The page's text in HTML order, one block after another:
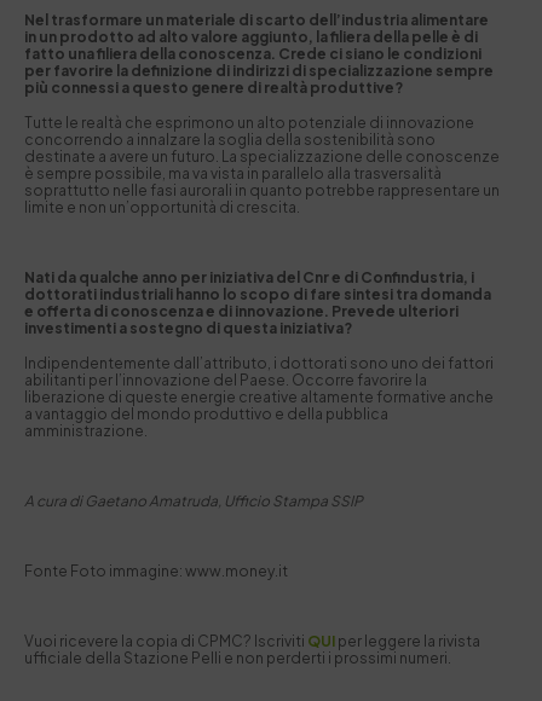
Nel trasformare un materiale di scarto dell’industria alimentare
in un prodotto ad alto valore aggiunto, la filiera della pelle è di
fatto una filiera della conoscenza. Crede ci siano le condizioni
per favorire la definizione di indirizzi di specializzazione sempre
più connessi a questo genere di realtà produttive?
Tutte le realtà che esprimono un alto potenziale di innovazione
concorrendo a innalzare la soglia della sostenibilità sono
destinate a avere un futuro. La specializzazione delle conoscenze
è sempre possibile, ma va vista in parallelo alla trasversalità
soprattutto nelle fasi aurorali in quanto potrebbe rappresentare un
limite e non un’opportunità di crescita.
Nati da qualche anno per iniziativa del Cnr e di Confindustria, i
dottorati industriali hanno lo scopo di fare sintesi tra domanda
e offerta di conoscenza e di innovazione. Prevede ulteriori
investimenti a sostegno di questa iniziativa?
Indipendentemente dall’attributo, i dottorati sono uno dei fattori
abilitanti per l’innovazione del Paese. Occorre favorire la
liberazione di queste energie creative altamente formative anche
a vantaggio del mondo produttivo e della pubblica
amministrazione.
A cura di Gaetano Amatruda, Ufficio Stampa SSIP
Fonte Foto immagine: www.money.it
Vuoi ricevere la copia di CPMC? Iscriviti QUI per leggere la rivista
ufficiale della Stazione Pelli e non perderti i prossimi numeri.